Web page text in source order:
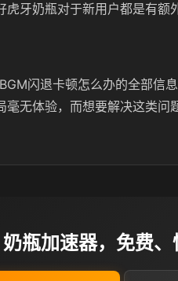
牙奶瓶对于新用户都是有额
闪退卡顿怎么办的全部信
无体验，而想要解决这类问
奶瓶加速器，免费